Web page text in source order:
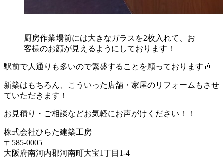
厨房作業場前には大きなガラスを2枚入れて、お
客様のお顔が見えるようにしております！
駅前で人通りも多いので繁盛することを願っております🎶
新築はもちろん、こういった店舗・家屋のリフォームもさせ
ていただきます！
お見積り・ご相談などお気軽にお声がけください！！
株式会社ひらた建築工房
〒585-0005
大阪府南河内郡河南町大宝1丁目1-4